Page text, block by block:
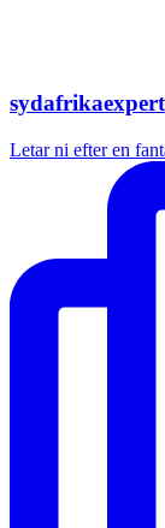
Letar ni efter en